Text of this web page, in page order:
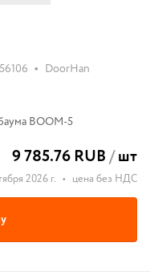
• DoorHan
BOOM-5
9 785.76 RUB/шт
2026 г. • цена без НДС